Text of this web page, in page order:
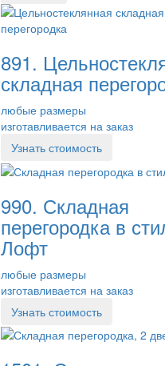
891.
складная
любые размеры
изготавливается на заказ
Узнать стоимость
990. Складная
перегородка в
Лофт
любые размеры
изготавливается на заказ
Узнать стоимость